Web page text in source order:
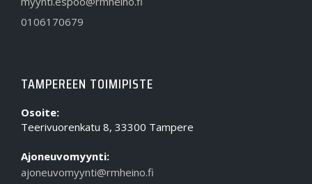
0106170679
TAMPEREEN TOIMIPISTE
Osoite:
Teerivuorenkatu 8, 33300 Tampere
Ajoneuvomyynti:
ajoneuvomyynti@rmheino.fi